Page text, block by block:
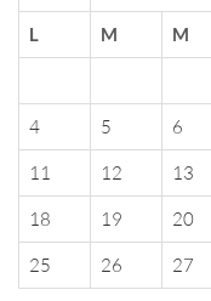
L M M
4
5 6
11
12 13
18
19 20
25
26 27